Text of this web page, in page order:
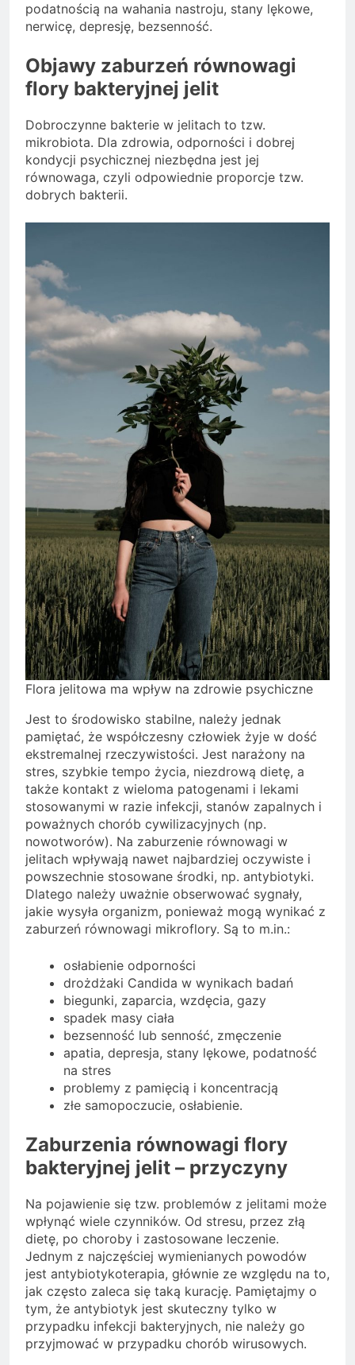
podatnością na wahania nastroju, stany lękowe,
nerwicę, depresję, bezsenność.
Objawy zaburzeń równowagi
flory bakteryjnej jelit
Dobroczynne bakterie w jelitach to tzw.
mikrobiota. Dla zdrowia, odporności i dobrej
kondycji psychicznej niezbędna jest jej
równowaga, czyli odpowiednie proporcje tzw.
dobrych bakterii.
Flora jelitowa ma wpływ na zdrowie psychiczne
Jest to środowisko stabilne, należy jednak
pamiętać, że współczesny człowiek żyje w dość
ekstremalnej rzeczywistości. Jest narażony na
stres, szybkie tempo życia, niezdrową dietę, a
także kontakt z wieloma patogenami i lekami
stosowanymi w razie infekcji, stanów zapalnych i
poważnych chorób cywilizacyjnych (np.
nowotworów). Na zaburzenie równowagi w
jelitach wpływają nawet najbardziej oczywiste i
powszechnie stosowane środki, np. antybiotyki.
Dlatego należy uważnie obserwować sygnały,
jakie wysyła organizm, ponieważ mogą wynikać z
zaburzeń równowagi mikroflory. Są to m.in.:
osłabienie odporności
drożdżaki Candida w wynikach badań
biegunki, zaparcia, wzdęcia, gazy
spadek masy ciała
bezsenność lub senność, zmęczenie
apatia, depresja, stany lękowe, podatność
na stres
problemy z pamięcią i koncentracją
złe samopoczucie, osłabienie.
Zaburzenia równowagi flory
bakteryjnej jelit – przyczyny
Na pojawienie się tzw. problemów z jelitami może
wpłynąć wiele czynników. Od stresu, przez złą
dietę, po choroby i zastosowane leczenie.
Jednym z najczęściej wymienianych powodów
jest antybiotykoterapia, głównie ze względu na to,
jak często zaleca się taką kurację. Pamiętajmy o
tym, że antybiotyk jest skuteczny tylko w
przypadku infekcji bakteryjnych, nie należy go
przyjmować w przypadku chorób wirusowych.